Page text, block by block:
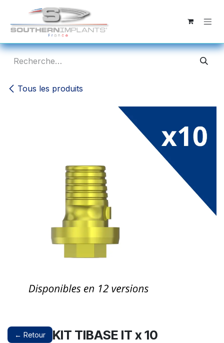
Se rendre au contenu
Tous les produits
← Retour KIT TIBASE IT x 10